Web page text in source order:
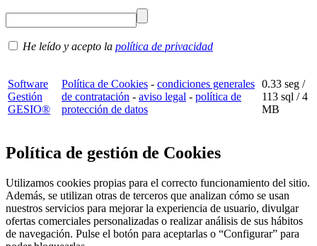
He leído y acepto la política de privacidad
Software
Gestión
GESIO®
Política de Cookies - condiciones generales
de contratación - aviso legal - política de
protección de datos
0.33 seg /
113 sql / 4
MB
Política de gestión de Cookies
Utilizamos cookies propias para el correcto funcionamiento del sitio.
Además, se utilizan otras de terceros que analizan cómo se usan
nuestros servicios para mejorar la experiencia de usuario, divulgar
ofertas comerciales personalizadas o realizar análisis de sus hábitos
de navegación. Pulse el botón para aceptarlas o “Configurar” para